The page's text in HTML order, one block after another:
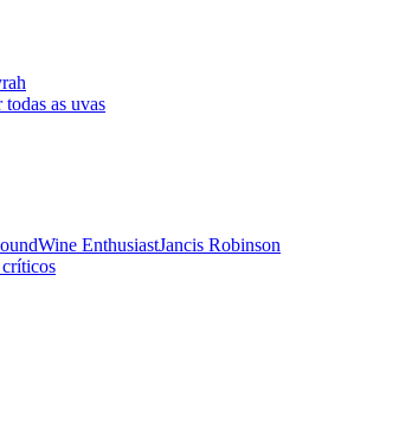
todas as uvas
Wine EnthusiastJancis Robinson